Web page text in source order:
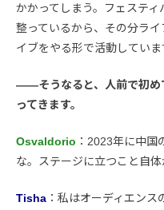
かかってしまう。フェステ
整っているから、その分ラ
イブをやる形で活動していま
――そうなると、人前で初め
ってきます。
Osvaldorio ：2023年に中国
な。ステージに立つこと自体
Tisha ：私はオーディエン